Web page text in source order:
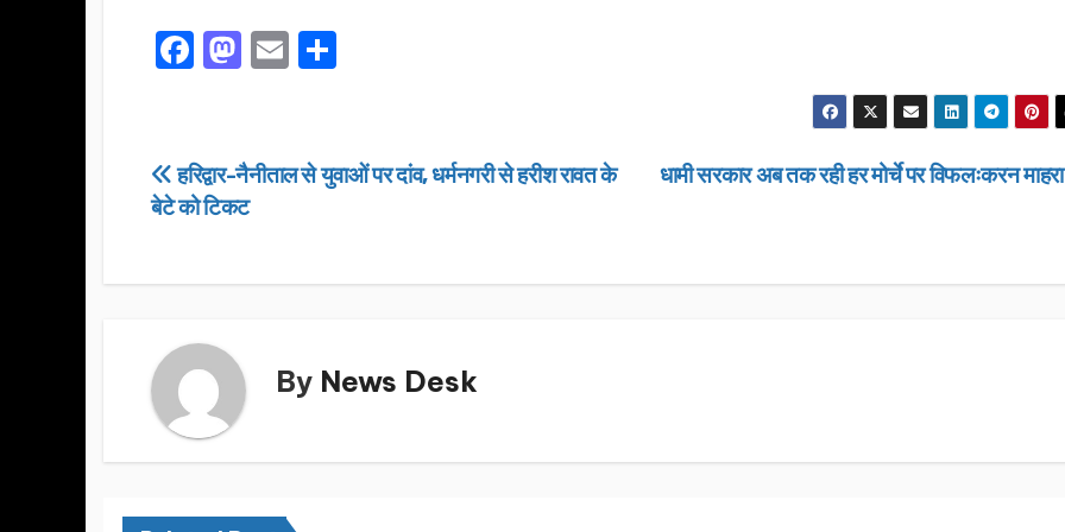
F
e
b
o
M
o
d
n
E
e
Post
धामी सरकार अब तक रही हर मोर्चे पर विफलःकरन माहरा
हरिद्वार-नैनीताल से युवाओं पर दांव, धर्मनगरी से हरीश रावत के
बेटे को टिकट
By News Desk